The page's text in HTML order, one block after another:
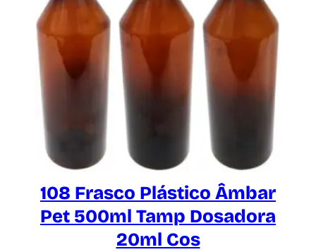
108 Frasco Plástico Âmbar
Pet 500ml Tamp Dosadora
20ml Cos